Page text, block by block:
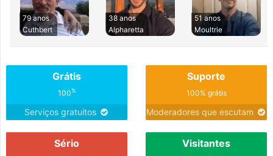
79 anos
Cuthbert
38 anos
Alpharetta
51 anos
Moultrie
Grátis
100%
Serviços gratuitos
Suporte
100% grátis
Moderadores que escutam
Sério Visitantes